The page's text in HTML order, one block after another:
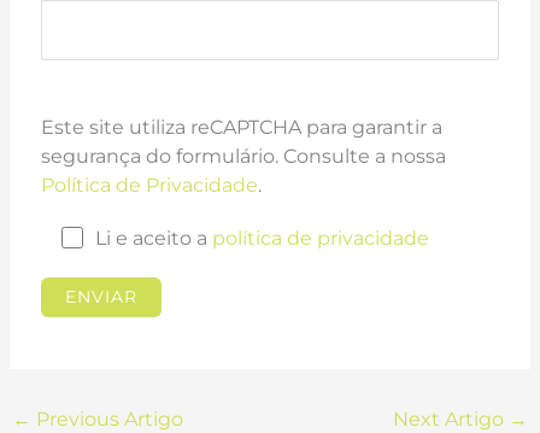
Este site utiliza reCAPTCHA para garantir a
segurança do formulário. Consulte a nossa
Política de Privacidade.
Li e aceito a política de privacidade
← Previous Artigo Next Artigo →